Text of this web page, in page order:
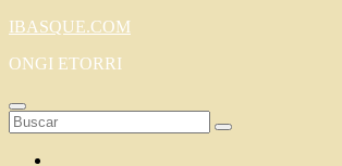
Saltar
contenido
IBASQUE.COM
ONGI ETORRI